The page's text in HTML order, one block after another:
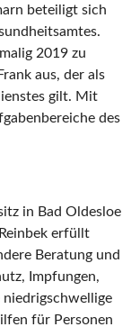
beteiligt sich
2019 zu
aus, der als
gilt. Mit
des
in Bad Oldesloe
erfüllt
Beratung und
Impfungen,
für Personen